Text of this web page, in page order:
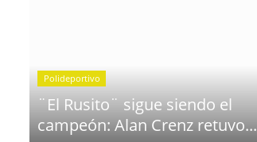
Polideportivo
¨El Rusito¨ sigue siendo el
campeón: Alan Crenz retuvo...